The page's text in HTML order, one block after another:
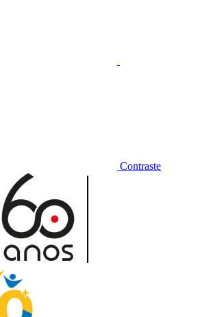
Contraste